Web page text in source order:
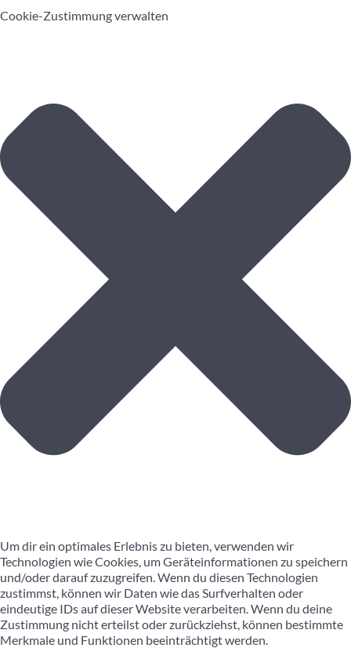
Cookie-Zustimmung verwalten
Um dir ein optimales Erlebnis zu bieten, verwenden wir
Technologien wie Cookies, um Geräteinformationen zu speichern
und/oder darauf zuzugreifen. Wenn du diesen Technologien
zustimmst, können wir Daten wie das Surfverhalten oder
eindeutige IDs auf dieser Website verarbeiten. Wenn du deine
Zustimmung nicht erteilst oder zurückziehst, können bestimmte
Merkmale und Funktionen beeinträchtigt werden.